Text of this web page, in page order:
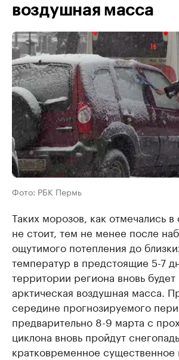
воздушная масса
Фото: РБК Пермь
Таких морозов, как отмечались
не стоит, тем не менее после
ощутимого потепления до
температур в предстоящие 5-7
территории региона вновь будет
арктическая воздушная масса.
середине прогнозируемого
предварительно 8-9 марта с
циклона вновь пройдут
кратковременное существенное